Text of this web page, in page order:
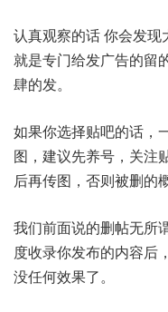
认真观察的话 你会发
就是专门给发广告的留
肆的发。
如果你选择贴吧的话，
图，建议先养号，关注
后再传图，否则被删的
我们前面说的删帖无所
度收录你发布的内容后
没任何效果了。